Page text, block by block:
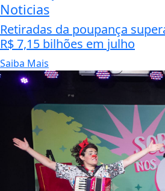
Noticias
Retiradas da poupança
R$ 7,15 bilhões em julho
Saiba Mais